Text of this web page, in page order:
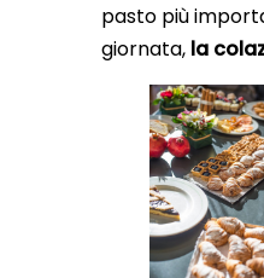
pasto più
giornata, la